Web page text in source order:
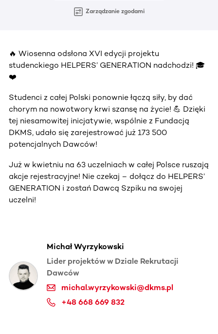
Zarządzanie zgodami
🔥 Wiosenna odsłona XVI edycji projektu
studenckiego HELPERS’ GENERATION nadchodzi! 🎓
❤️
Studenci z całej Polski ponownie łączą siły, by dać
chorym na nowotwory krwi szansę na życie! 💪 Dzięki
tej niesamowitej inicjatywie, wspólnie z Fundacją
DKMS, udało się zarejestrować już 173 500
potencjalnych Dawców!
Już w kwietniu na 63 uczelniach w całej Polsce ruszają
akcje rejestracyjne! Nie czekaj – dołącz do HELPERS’
GENERATION i zostań Dawcą Szpiku na swojej
uczelni!
Michał Wyrzykowski
Lider projektów w Dziale Rekrutacji
Dawców
michal.wyrzykowski@dkms.pl
+48 668 669 832